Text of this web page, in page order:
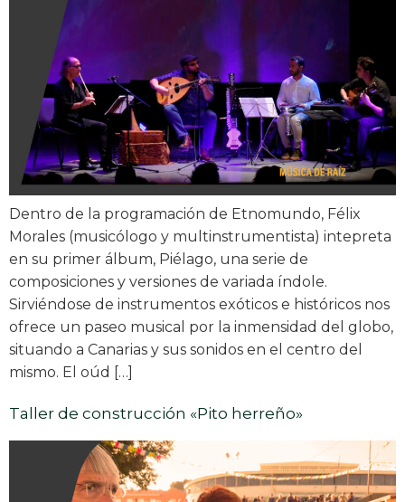
Dentro de la programación de Etnomundo, Félix
Morales (musicólogo y multinstrumentista) intepreta
en su primer álbum, Piélago, una serie de
composiciones y versiones de variada índole.
Sirviéndose de instrumentos exóticos e históricos nos
ofrece un paseo musical por la inmensidad del globo,
situando a Canarias y sus sonidos en el centro del
mismo. El oúd […]
Taller de construcción «Pito herreño»